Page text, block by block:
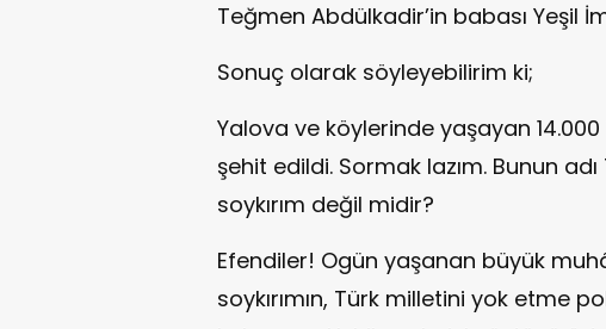
Teğmen Abdülkadir’in babası Yeşil
Sonuç olarak söyleyebilirim ki;
Yalova ve köylerinde yaşayan 14.000
şehit edildi. Sormak lazım. Bunun
soykırım değil midir?
Efendiler! Ogün yaşanan büyük
soykırımın, Türk milletini yok etme